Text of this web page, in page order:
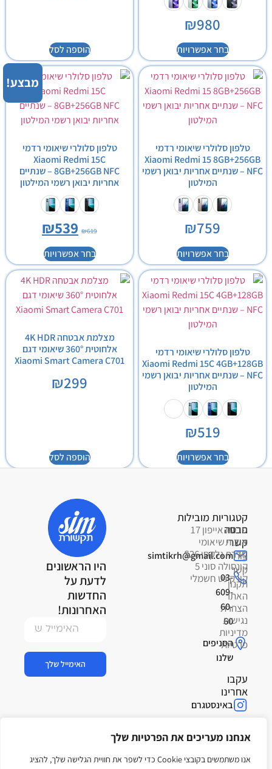
אנחנו מעריכים את הפרטיות שלך
אנו משתמשים בקובצי Cookie כדי לשפר את חוויית הגלישה שלך, להציג
₪980
בחר אפשרויות הוספה לסל
טלפון סלולרי שיאומי רדמי
Xiaomi Redmi 15 8GB+256GB
NFC – שנתיים אחריות יבואן רשמי
המילטון
₪759
בחר אפשרויות
מבצע!
טלפון סלולרי שיאומי רדמי
Xiaomi Redmi 15C
8GB+256GB NFC – שנתיים
אחריות יבואן רשמי המילטון
₪619
₪539
בחר אפשרויות
טלפון סלולרי שיאומי רדמי
Xiaomi Redmi 15C 4GB+128GB
NFC – שנתיים אחריות יבואן רשמי
המילטון
₪519
בחר אפשרויות
מצלמת אבטחה 4K HDR
אלחוטית 360° שיאומי דגם
Xiaomi Smart Camera C701
₪299
הוספה לסל
פרטי
קשר
simtikrh@gmail.com
03-
609-
60-
60
הסניפים
שלנו
עקבו
אחרינו
באינסטגרם
חברה
אודות
צור
קשר
תקנון
האתר
הצהרת
נגישות
מדיניות
פרטיות
קטגוריות מובילות
סדרת אייפון 17
מוצרי שיאומי
סדרת גלקסי S26
קונסולה סוני 5
קורקינט חשמלי
היו הראשונים
לדעת על
החדשות
האחרונות!
האימייל שלך